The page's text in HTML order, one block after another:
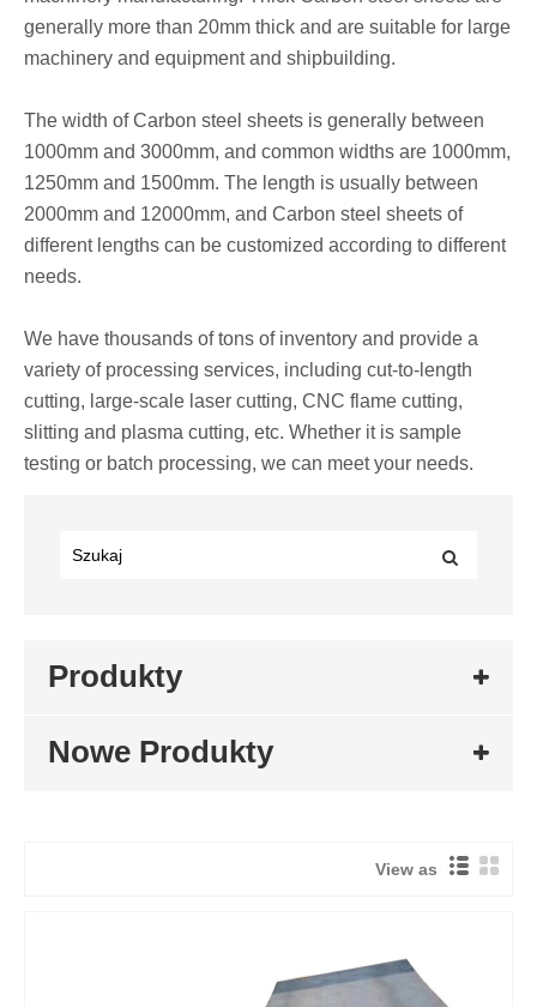
generally more than 20mm thick and are suitable for large
machinery and equipment and shipbuilding.
The width of Carbon steel sheets is generally between
1000mm and 3000mm, and common widths are 1000mm,
1250mm and 1500mm. The length is usually between
2000mm and 12000mm, and Carbon steel sheets of
different lengths can be customized according to different
needs.
We have thousands of tons of inventory and provide a
variety of processing services, including cut-to-length
cutting, large-scale laser cutting, CNC flame cutting,
slitting and plasma cutting, etc. Whether it is sample
testing or batch processing, we can meet your needs.
Produkty
Nowe Produkty
View as